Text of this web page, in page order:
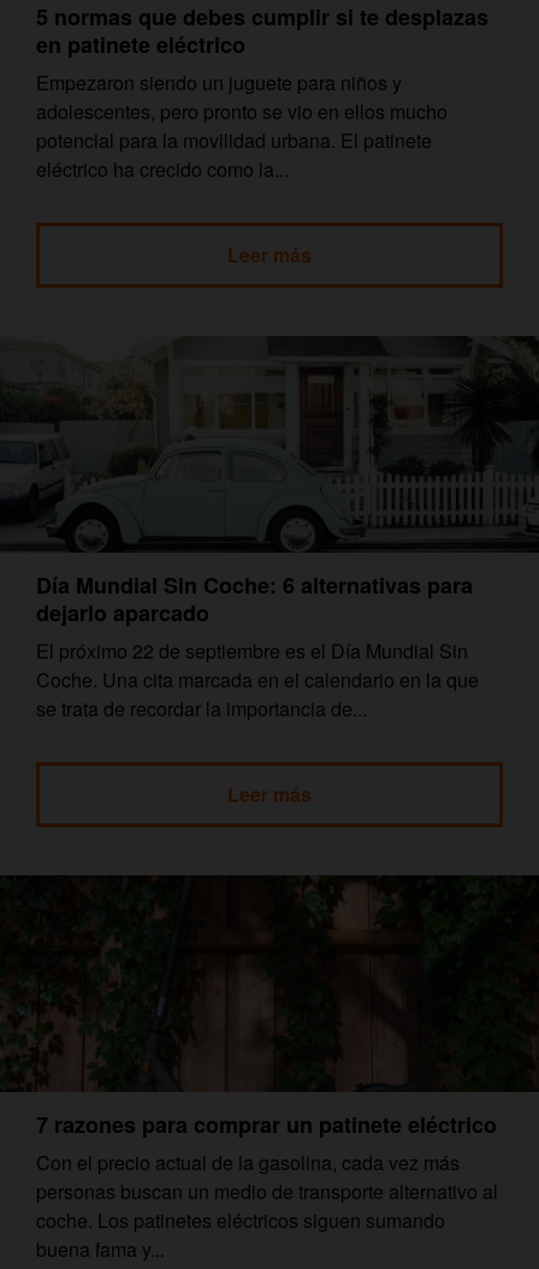
5 normas que debes cumplir si te desplazas
en patinete eléctrico
Empezaron siendo un juguete para niños y
adolescentes, pero pronto se vio en ellos mucho
potencial para la movilidad urbana. El patinete
eléctrico ha crecido como la...
Leer más
Día Mundial Sin Coche: 6 alternativas para
dejarlo aparcado
El próximo 22 de septiembre es el Día Mundial Sin
Coche. Una cita marcada en el calendario en la que
se trata de recordar la importancia de...
Leer más
7 razones para comprar un patinete eléctrico
Con el precio actual de la gasolina, cada vez más
personas buscan un medio de transporte alternativo al
coche. Los patinetes eléctricos siguen sumando
buena fama y...